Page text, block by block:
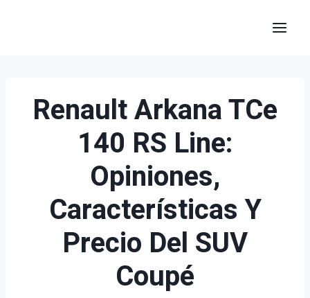
Renault Arkana TCe
140 RS Line:
Opiniones,
Características Y
Precio Del SUV
Coupé